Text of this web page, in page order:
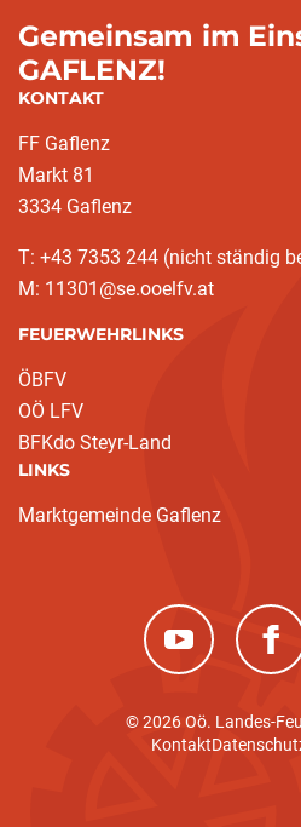
Gemeinsam im
GAFLENZ!
KONTAKT
FF Gaflenz
Markt 81
3334 Gaflenz
T: +43 7353 244 (nicht ständig
M: 11301@se.ooelfv.at
FEUERWEHRLINKS
ÖBFV
OÖ LFV
BFKdo Steyr-Land
LINKS
Marktgemeinde Gaflenz
(neues Fenster)
© 2026 Oö. Landes-
Kontakt